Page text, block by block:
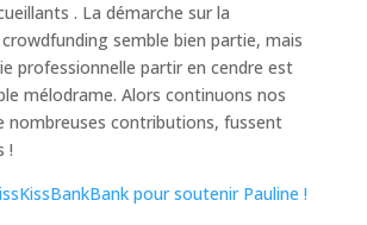
. La démarche sur la
semble bien partie, mais
professionnelle partir en cendre est
mélodrame. Alors continuons nos
nombreuses contributions, fussent
!
pour soutenir Pauline !